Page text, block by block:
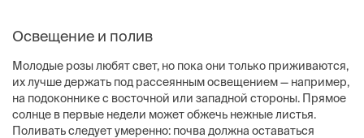
Освещение и полив
Молодые розы любят свет, но пока они только приживаются,
их лучше держать под рассеянным освещением — например,
на подоконнике с восточной или западной стороны. Прямое
солнце в первые недели может обжечь нежные листья.
Поливать следует умеренно: почва должна оставаться